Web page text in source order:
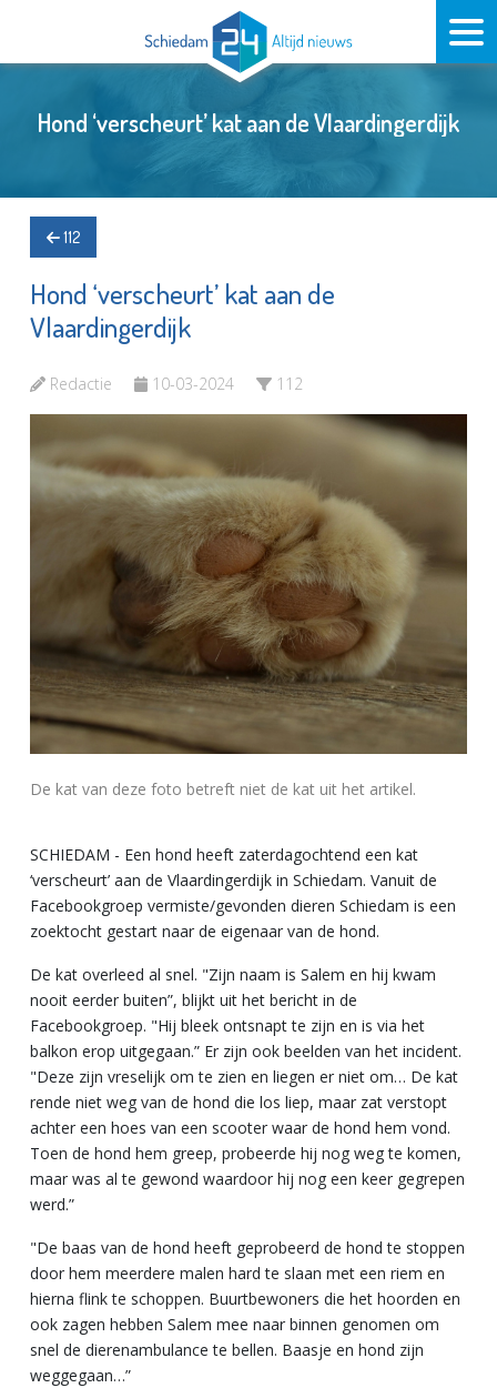
Hond ‘verscheurt’ kat aan de Vlaardingerdijk
112
Hond ‘verscheurt’ kat aan de
Vlaardingerdijk
Redactie 10-03-2024 112
De kat van deze foto betreft niet de kat uit het artikel.
SCHIEDAM - Een hond heeft zaterdagochtend een kat
‘verscheurt’ aan de Vlaardingerdijk in Schiedam. Vanuit de
Facebookgroep vermiste/gevonden dieren Schiedam is een
zoektocht gestart naar de eigenaar van de hond.
De kat overleed al snel. "Zijn naam is Salem en hij kwam
nooit eerder buiten”, blijkt uit het bericht in de
Facebookgroep. "Hij bleek ontsnapt te zijn en is via het
balkon erop uitgegaan.” Er zijn ook beelden van het incident.
"Deze zijn vreselijk om te zien en liegen er niet om… De kat
rende niet weg van de hond die los liep, maar zat verstopt
achter een hoes van een scooter waar de hond hem vond.
Toen de hond hem greep, probeerde hij nog weg te komen,
maar was al te gewond waardoor hij nog een keer gegrepen
werd.”
"De baas van de hond heeft geprobeerd de hond te stoppen
door hem meerdere malen hard te slaan met een riem en
hierna flink te schoppen. Buurtbewoners die het hoorden en
ook zagen hebben Salem mee naar binnen genomen om
snel de dierenambulance te bellen. Baasje en hond zijn
weggegaan…”